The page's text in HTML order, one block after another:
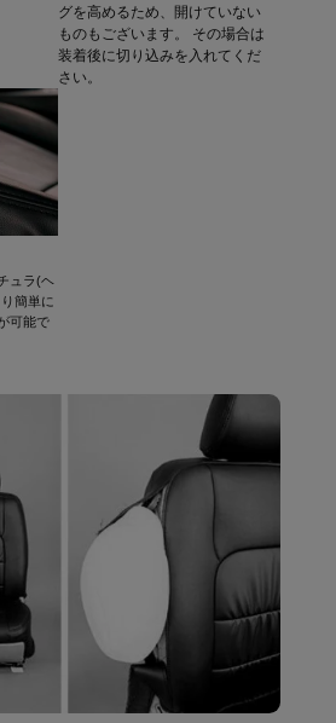
グを高めるため、開けていない
ものもございます。 その場合は
装着後に切り込みを入れてくだ
さい。
ュラ(ヘ
簡単に
可能で